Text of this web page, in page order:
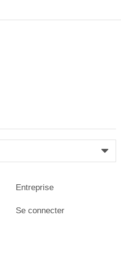
Entreprise
Se connecter